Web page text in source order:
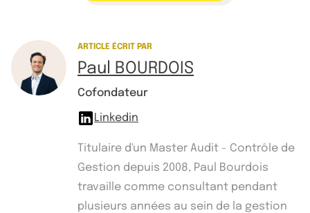
ARTICLE ÉCRIT PAR
Paul BOURDOIS
Cofondateur
Linkedin
Titulaire d'un Master Audit - Contrôle de
Gestion depuis 2008, Paul Bourdois
travaille comme consultant pendant
plusieurs années au sein de la gestion